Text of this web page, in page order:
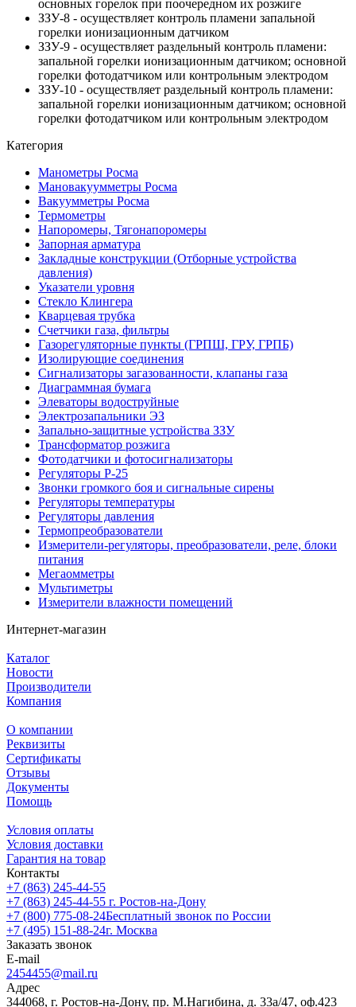
основных горелок при поочередном их розжиге
ЗЗУ-8 - осуществляет контроль пламени запальной
горелки ионизационным датчиком
ЗЗУ-9 - осуществляет раздельный контроль пламени:
запальной горелки ионизационным датчиком; основной
горелки фотодатчиком или контрольным электродом
ЗЗУ-10 - осуществляет раздельный контроль пламени:
запальной горелки ионизационным датчиком; основной
горелки фотодатчиком или контрольным электродом
Категория
Манометры Росма
Мановакуумметры Росма
Вакуумметры Росма
Термометры
Напоромеры, Тягонапоромеры
Запорная арматура
Закладные конструкции (Отборные устройства
давления)
Указатели уровня
Стекло Клингера
Кварцевая трубка
Счетчики газа, фильтры
Газорегуляторные пункты (ГРПШ, ГРУ, ГРПБ)
Изолирующие соединения
Сигнализаторы загазованности, клапаны газа
Диаграммная бумага
Элеваторы водоструйные
Электрозапальники ЭЗ
Запально-защитные устройства ЗЗУ
Трансформатор розжига
Фотодатчики и фотосигнализаторы
Регуляторы Р-25
Звонки громкого боя и сигнальные сирены
Регуляторы температуры
Регуляторы давления
Термопреобразователи
Измерители-регуляторы, преобразователи, реле, блоки
питания
Мегаомметры
Мультиметры
Измерители влажности помещений
Интернет-магазин
Каталог
Новости
Производители
Компания
О компании
Реквизиты
Сертификаты
Отзывы
Документы
Помощь
Условия оплаты
Условия доставки
Гарантия на товар
Контакты
+7 (863) 245-44-55
+7 (863) 245-44-55 г. Ростов-на-Дону
+7 (800) 775-08-24Бесплатный звонок по России
+7 (495) 151-88-24г. Москва
Заказать звонок
E-mail
2454455@mail.ru
Адрес
344068, г. Ростов-на-Дону, пр. М.Нагибина, д. 33а/47, оф.423